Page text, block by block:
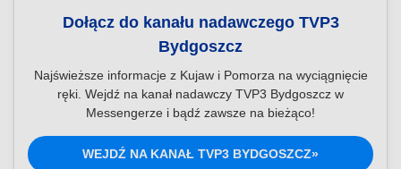
Dołącz do kanału nadawczego TVP3
Bydgoszcz
Najświeższe informacje z Kujaw i Pomorza na wyciągnięcie
ręki. Wejdź na kanał nadawczy TVP3 Bydgoszcz w
Messengerze i bądź zawsze na bieżąco!
WEJDŹ NA KANAŁ TVP3 BYDGOSZCZ»